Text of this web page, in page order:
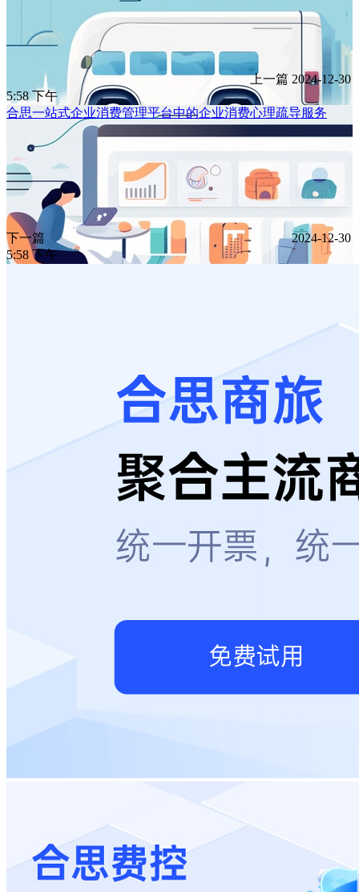
上一篇 2024-12-30
5:58 下午
合思一站式企业消费管理平台中的企业消费心理疏导服务
下一篇
2024-12-30
5:58 下午